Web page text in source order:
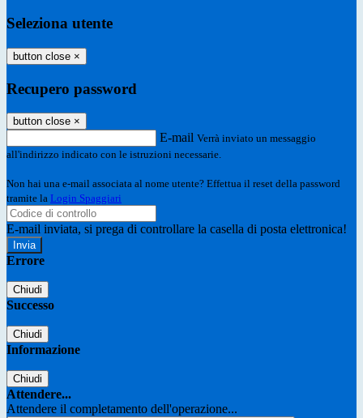
Seleziona utente
button close ×
Recupero password
button close ×
E-mail Verrà inviato un messaggio
all'indirizzo indicato con le istruzioni necessarie.
Non hai una e-mail associata al nome utente? Effettua il reset della password
tramite la Login Spaggiari
E-mail inviata, si prega di controllare la casella di posta elettronica!
Errore
Chiudi
Successo
Chiudi
Informazione
Chiudi
Attendere...
Attendere il completamento dell'operazione...